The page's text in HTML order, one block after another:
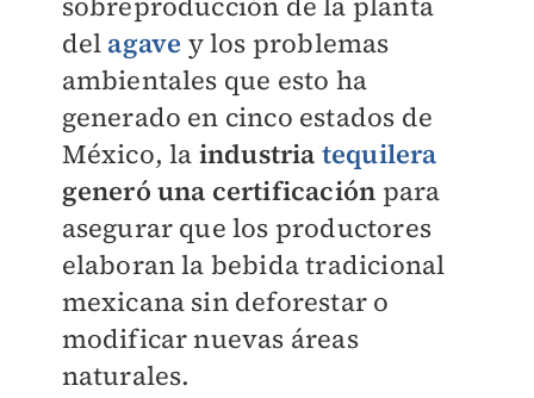
del agave y los problemas
ambientales que esto ha
generado en cinco estados de
México, la industria tequilera
generó una certificación para
asegurar que los productores
elaboran la bebida tradicional
mexicana sin deforestar o
modificar nuevas áreas
naturales.